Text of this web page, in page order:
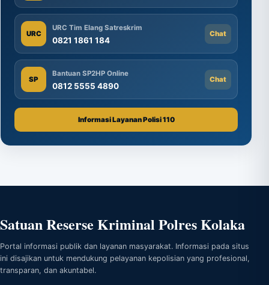
URC
URC Tim Elang Satreskrim
0821 1861 184
Chat
SP
Bantuan SP2HP Online
0812 5555 4890
Chat
Informasi Layanan Polisi 110
Satuan Reserse Kriminal Polres Kolaka
Portal informasi publik dan layanan masyarakat. Informasi pada situs
ini disajikan untuk mendukung pelayanan kepolisian yang profesional,
transparan, dan akuntabel.